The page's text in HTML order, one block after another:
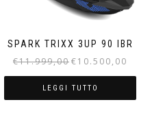
SPARK TRIXX 3UP 90 IBR
€11.999,00 Il
originale
era:
€10.500,00
è:
LEGGI TUTTO